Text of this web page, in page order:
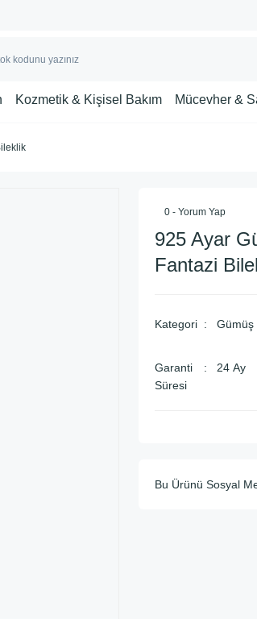
Kozmetik & Kişisel Bakım Mücevher &
0 - Yorum Yap
925 Ayar
Fantazi
Kategori Gümüş
Garanti
Süresi
24 Ay
Bu Ürünü Sosyal